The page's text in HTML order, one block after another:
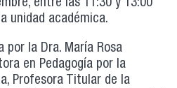
entre las 11:30 y 13:00
unidad académica.
por la Dra. María Rosa
en Pedagogía por la
Profesora Titular de la